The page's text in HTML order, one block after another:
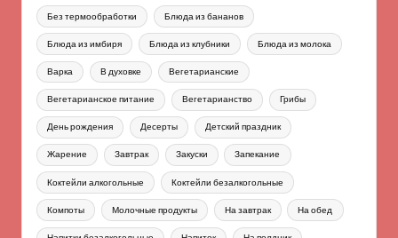
Без термообработки Блюда из бананов
Блюда из имбиря Блюда из клубники Блюда из молока
Варка В духовке Вегетарианские
Вегетарианское питание Вегетарианство Грибы
День рождения Десерты Детский праздник
Жарение Завтрак Закуски Запекание
Коктейли алкогольные Коктейли безалкогольные
Компоты Молочные продукты На завтрак На обед